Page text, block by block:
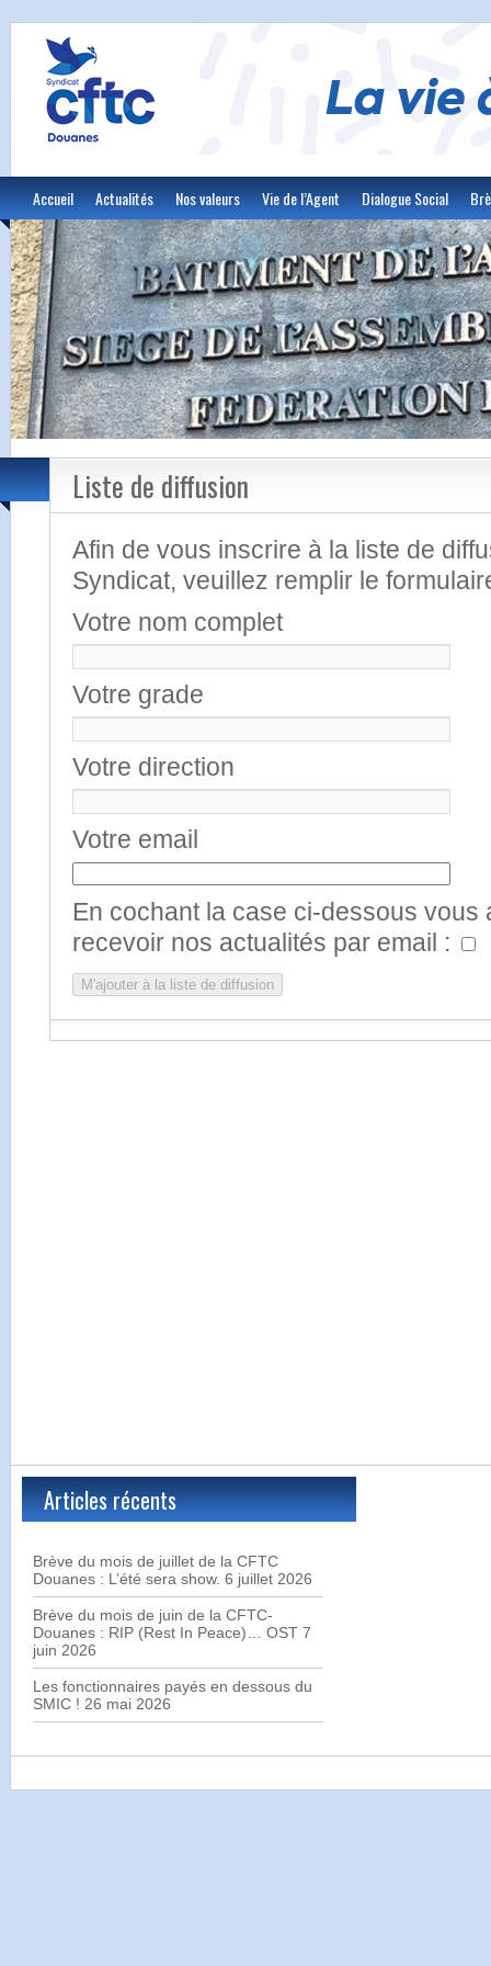
Accueil Actualités Nos valeurs Vie de l’Agent Dialogue Social
Liste de diffusion
Afin de vous inscrire à la liste de
Syndicat, veuillez remplir le
Votre nom complet
Votre grade
Votre direction
Votre email
En cochant la case ci-dessous vous
recevoir nos actualités par email :
Articles récents
Brève du mois de juillet de la CFTC
Douanes : L’été sera show. 6 juillet 2026
Brève du mois de juin de la CFTC-
Douanes : RIP (Rest In Peace)… OST 7
juin 2026
Les fonctionnaires payés en dessous du
SMIC ! 26 mai 2026